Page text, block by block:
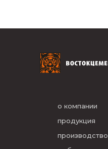
о компании
продукция
производство